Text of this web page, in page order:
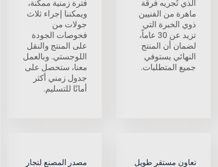
الذي تُجريه فرقة
ماهرة من الفنيين
ذوي الخبرة التي
تزيد عن 30 عاماً،
لضمان أن المنتج
النهائي يستوفي
جميع المتطلبات.
فترة زمنية ممكنة،
ويمكننا إجراء ثلاث
جولات من
فحوصات الجودة
على المنتج والنقل
اللوجستي. وبالعمل
معنا، ستحصل على
جدول زمني أكثر
أمانًا للتسليم.
تعاون مستقر طويل مصدر المصنع لتجار